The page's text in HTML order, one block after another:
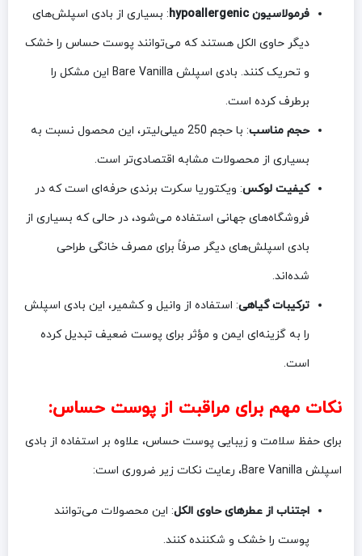
فرمولاسیون hypoallergenic
: بسیاری از بادی اسپلش‌های
دیگر حاوی الکل هستند که می‌توانند پوست حساس را خشک
و تحریک کنند. بادی اسپلش Bare Vanilla این مشکل را
برطرف کرده است.
حجم مناسب
: با حجم 250 میلی‌لیتر، این محصول نسبت به
بسیاری از محصولات مشابه اقتصادی‌تر است.
کیفیت لوکس: ویکتوریا سکرت برندی حرفه‌ای است که در
فروشگاه‌های جهانی استفاده می‌شود، در حالی که بسیاری از
بادی اسپلش‌های دیگر صرفاً برای مصرف خانگی طراحی
شده‌اند.
ترکیبات گیاهی: استفاده از وانیل و کشمیر، این بادی اسپلش
را به گزینه‌ای ایمن و مؤثر برای پوست ضعیف تبدیل کرده
است.
نکات مهم برای مراقبت از پوست حساس:
برای حفظ سلامت و زیبایی پوست حساس، علاوه بر استفاده از بادی
اسپلش Bare Vanilla، رعایت نکات زیر ضروری است:
اجتناب از عطرهای حاوی الکل: این محصولات می‌توانند
پوست را خشک و شکننده کنند.